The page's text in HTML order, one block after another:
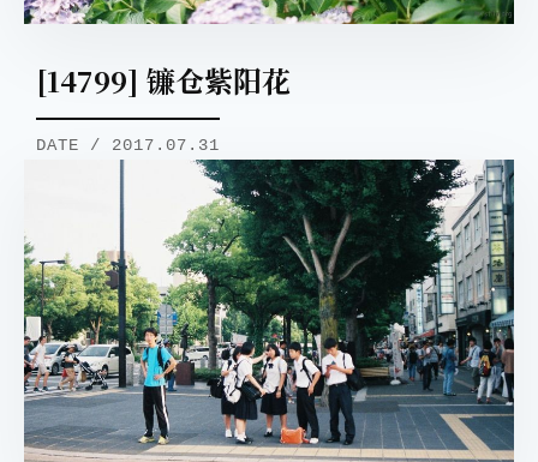
[14799] 镰仓紫阳花
DATE / 2017.07.31